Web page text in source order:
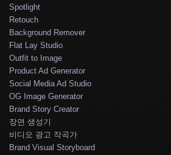
Spotlight
Retouch
Background Remover
Flat Lay Studio
Outfit to Image
Product Ad Generator
Social Media Ad Studio
OG Image Generator
Brand Story Creator
장면 생성기
비디오 광고 작곡가
Brand Visual Storyboard